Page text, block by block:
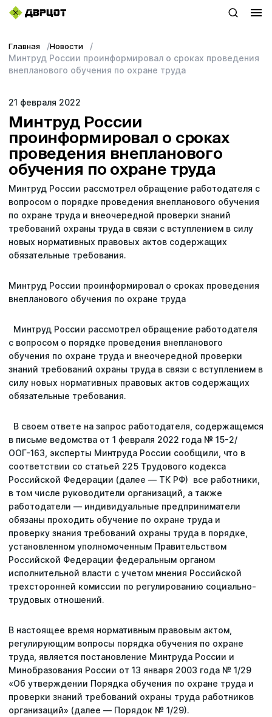
+7 (423) 22–44–333
Услуги
О компании
Контакты
Топ-проекты
Статьи
Репутация
Сотрудничество с ДВРЦОТ
Главная Новости
Минтруд России проинформировал о сроках проведения
внепланового обучения по охране труда
21 февраля 2022
Минтруд России
проинформировал о сроках
проведения внепланового
обучения по охране труда
Минтруд России рассмотрел обращение работодателя с
вопросом о порядке проведения внепланового обучения
по охране труда и внеочередной проверки знаний
требований охраны труда в связи с вступлением в силу
новых нормативных правовых актов содержащих
обязательные требования.
Минтруд России проинформировал о сроках проведения
внепланового обучения по охране труда
Минтруд России рассмотрел обращение работодателя
с вопросом о порядке проведения внепланового
обучения по охране труда и внеочередной проверки
знаний требований охраны труда в связи с вступлением в
силу новых нормативных правовых актов содержащих
обязательные требования.
В своем ответе на запрос работодателя, содержащемся
в письме ведомства от 1 февраля 2022 года № 15-2/
ООГ-163, эксперты Минтруда России сообщили, что в
соответствии со статьей 225 Трудового кодекса
Российской Федерации (далее — ТК РФ) все работники,
в том числе руководители организаций, а также
работодатели — индивидуальные предприниматели
обязаны проходить обучение по охране труда и
проверку знания требований охраны труда в порядке,
установленном уполномоченным Правительством
Российской Федерации федеральным органом
исполнительной власти с учетом мнения Российской
трехсторонней комиссии по регулированию социально-
трудовых отношений.
В настоящее время нормативным правовым актом,
регулирующим вопросы порядка обучения по охране
труда, является постановление Минтруда России и
Минобразования России от 13 января 2003 года № 1/29
«Об утверждении Порядка обучения по охране труда и
проверки знаний требований охраны труда работников
организаций» (далее — Порядок № 1/29).